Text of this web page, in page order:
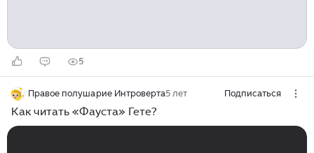
5
Правое полушарие Интроверта5 лет Подписаться
Как читать «Фауста» Гете?